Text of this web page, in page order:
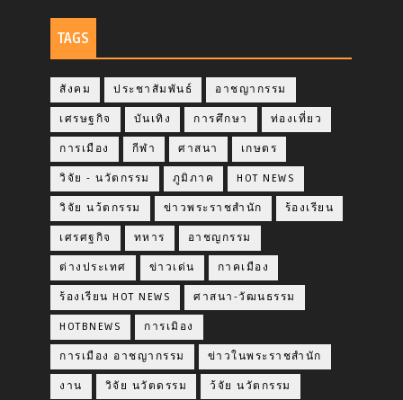
TAGS
สังคม ประชาสัมพันธ์ อาชญากรรม
เศรษฐกิจ บันเทิง การศึกษา ท่องเที่ยว
การเมือง กีฬา ศาสนา เกษตร
วิจัย - นวัตกรรม ภูมิภาค HOT NEWS
วิจัย นว้ตกรรม ข่าวพระราชสำนัก ร้องเรียน
เศรศฐกิจ ทหาร อาชญกรรม
ต่างประเทศ ข่าวเด่น กาคเมือง
ร้องเรียน HOT NEWS ศาสนา-วัฒนธรรม
HOTBNEWS การเมิอง
การเมือง อาชญากรรม ข่าวในพระราชสำนัก
งาน วิจัย นวัตดรรม ว้จัย นวัตกรรม